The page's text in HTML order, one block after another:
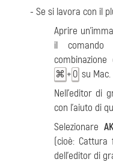
- Se si lavora con il
Aprire
il comando
⌘ + O su Mac.
Nell’editor di
con l’aiuto di
Selezionare
(cioè:
dell'editor di